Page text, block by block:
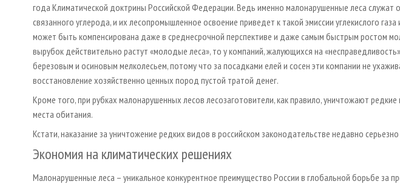
года Климатической доктрины Российской Федерации. Ведь именно малонарушенные леса
связанного углерода, и их лесопромышленное освоение приведет к такой эмиссии углекислого
может быть компенсирована даже в среднесрочной перспективе и даже самым быстрым ростом
вырубок действительно растут «молодые леса», то у компаний, жалующихся на
березовым и осиновым мелколесьем, потому что за посадками елей и сосен эти компании не
восстановление хозяйственно ценных пород пустой тратой денег.
Кроме того, при рубках малонарушенных лесов лесозаготовители, как правило, уничтожают
места обитания.
Кстати, наказание за уничтожение редких видов в российском законодательстве недавно
Экономия на климатических решениях
Малонарушенные леса – уникальное конкурентное преимущество России в глобальной борьбе за